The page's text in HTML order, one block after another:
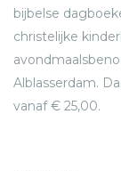
bijbelse
christelijke
Alblasserdam.
vanaf € 25,00.